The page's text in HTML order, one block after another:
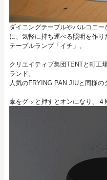
ダイニングテーブルやバルコニ
に、気軽に持ち運べる照明を作
テーブルランプ「イチ」。
クリエイティブ集団TENTと町
ランド。
人気のFRYING PAN JIUと同様の
傘をグッと押すとオンになり、４